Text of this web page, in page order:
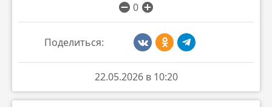
0
Поделиться:
22.05.2026 в 10:20